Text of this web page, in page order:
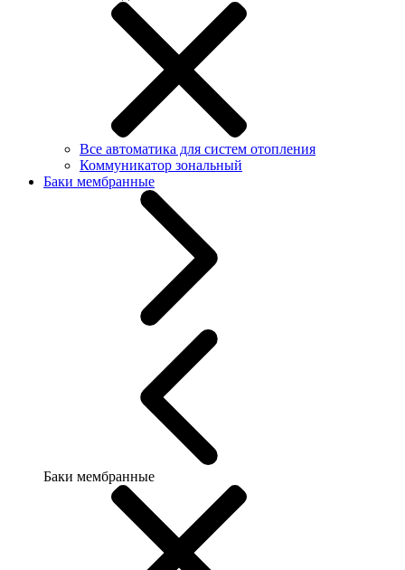
Все автоматика для систем отопления
Коммуникатор зональный
Баки мембранные
Баки мембранные